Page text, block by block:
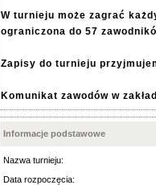
W turnieju może zagrać
ograniczona do 57
Zapisy do turnieju
Komunikat zawodów w
Informacje podstawowe
Nazwa turnieju:
Data rozpoczęcia: